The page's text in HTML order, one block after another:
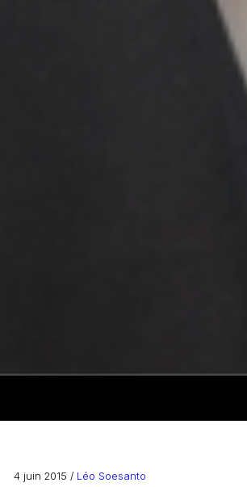
4 juin 2015 / Léo Soesanto